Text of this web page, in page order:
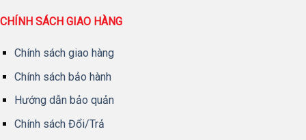
CHÍNH SÁCH GIAO HÀNG
Chính sách giao hàng
Chính sách bảo hành
Hướng dẫn bảo quản
Chính sách Đổi/Trả